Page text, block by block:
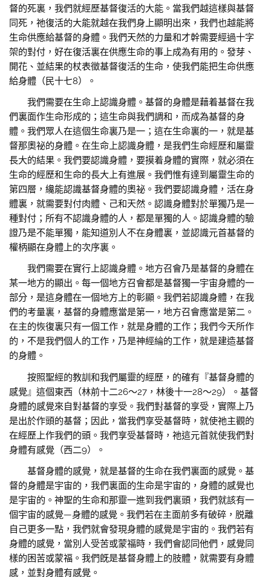
督的死裏，我們就經歷基督復活的大能。當我們越這樣與基督
同死，祂復活的大能就越在我們身上顯明出來，我們也越能將
生命供應給基督的身體。我們天然的力量和才幹需要經過十字
架的對付，好在復活裏在供應生命的事上成為有用的。發芽、
開花、並結果的杖表徵基督復活的生命，使我們能把生命供應
給身體（民十七8）。
我們需要在生命上認識身體。基督的身體是藉着基督在我
們裏面作生命形成的；這生命與我們調和，而成為基督的身
體。我們眾人在這個生命裏乃是一；這在生命裏的一，就是基
督那奧祕的身體。在生命上認識身體，是我們生命經歷和屬靈
長大的結果。我們要認識身體，要摸着身體的實際，就必須在
生命的經歷和生命的長大上有進展。我們惟有達到屬靈生命的
第四層，纔能認識基督身體的奧祕。我們要認識身體，活在身
體裏，就需要對付肉體、己和天然。認識身體對於單獨乃是一
種對付；所有不認識身體的人，都是單獨的人。認識身體的驗
證乃是不能單獨，能知道別人不在身體裏，並認識元首基督的
權柄顯在身體上的次序裏。
我們需要在實行上認識身體。地方召會乃是基督的身體在
某一地方的顯出。每一個地方召會都是基督獨一宇宙身體的一
部分，是這身體在一個地方上的彰顯。我們若認識身體，在我
們的考量裏，基督的身體應當是第一，地方召會應當是第二。
在主的恢復裏只有一個工作，就是身體的工作；我們今天所作
的，不是我們個人的工作，乃是神經綸的工作，就是建造基督
的身體。
按照聖經的教訓和我們屬靈的經歷，的確有『基督身體的
感覺』這個東西（林前十二26～27，林後十一28～29）。基督
身體的感覺來自對基督的享受。我們對基督的享受，實際上乃
是出於作頭的基督；因此，當我們享受基督時，就使祂主觀的
在經歷上作我們的頭。我們享受基督時，祂這元首就使我們對
身體有感覺（西二9）。
基督身體的感覺，就是基督的生命在我們裏面的感覺。基
督的身體是宇宙的，我們裏面的生命是宇宙的，身體的感覺也
是宇宙的。神聖的生命和那靈一進到我們裏頭，我們就該有一
個宇宙的感覺—身體的感覺。我們若在主面前多有破碎，脱離
自己更多一點，我們就會發現身體的感覺是宇宙的。我們若有
身體的感覺，當別人受苦或蒙福時，我們會認同他們，感覺同
樣的困苦或蒙福。我們旣是基督身體上的肢體，就需要有身體
感，並對身體有感覺。